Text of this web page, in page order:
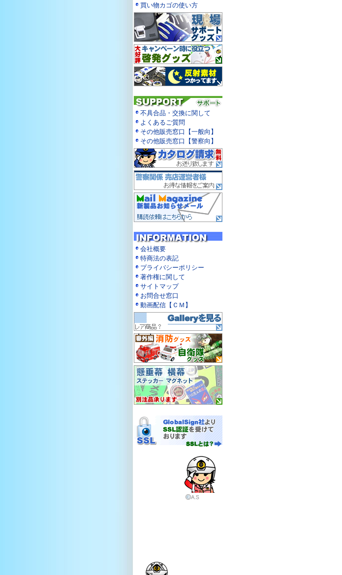
買い物カゴの使い方
不具合品・交換に関して
よくあるご質問
その他販売窓口【一般向】
その他販売窓口【警察向】
会社概要
特商法の表記
プライバシーポリシー
著作権に関して
サイトマップ
お問合せ窓口
動画配信【ＣＭ】